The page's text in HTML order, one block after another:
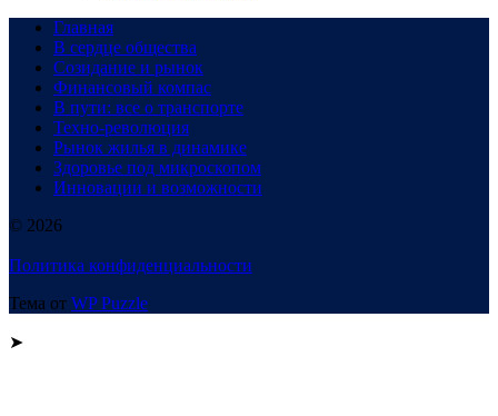
Главная
В сердце общества
Созидание и рынок
Финансовый компас
В пути: все о транспорте
Техно-революция
Рынок жилья в динамике
Здоровье под микроскопом
Инновации и возможности
© 2026
Политика конфиденциальности
Тема от WP Puzzle
➤